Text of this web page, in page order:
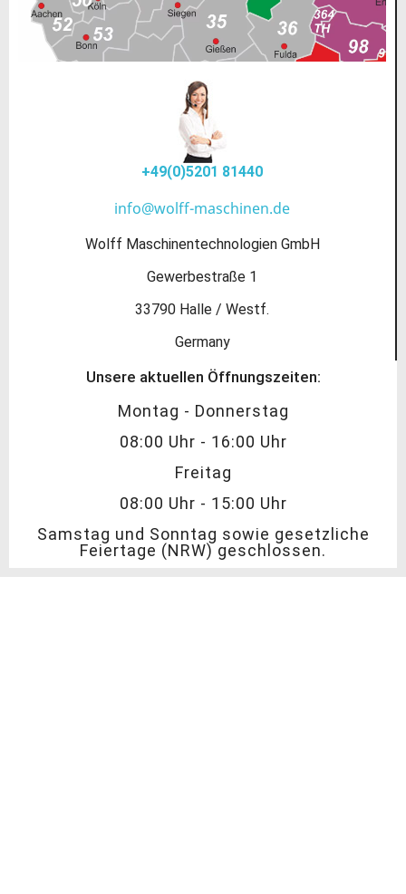
+49(0)5201 81440
info@wolff-maschinen.de
Wolff Maschinentechnologien GmbH
Gewerbestraße 1
33790 Halle / Westf.
Germany
Unsere aktuellen Öffnungszeiten:
Montag - Donnerstag
08:00 Uhr - 16:00 Uhr
Freitag
08:00 Uhr - 15:00 Uhr
Samstag und Sonntag sowie gesetzliche
Feiertage (NRW) geschlossen.